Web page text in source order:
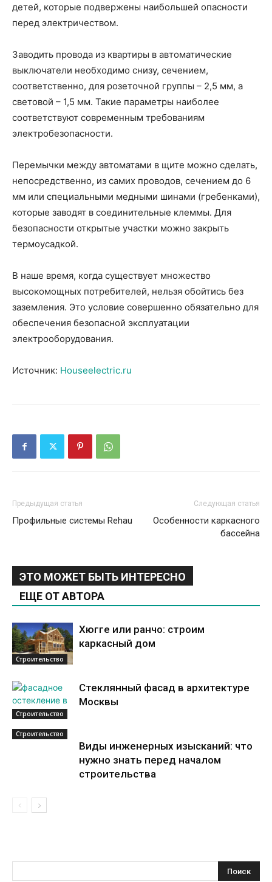
детей, которые подвержены наибольшей опасности
перед электричеством.
Заводить провода из квартиры в автоматические
выключатели необходимо снизу, сечением,
соответственно, для розеточной группы – 2,5 мм, а
световой – 1,5 мм. Такие параметры наиболее
соответствуют современным требованиям
электробезопасности.
Перемычки между автоматами в щите можно сделать,
непосредственно, из самих проводов, сечением до 6
мм или специальными медными шинами (гребенками),
которые заводят в соединительные клеммы. Для
безопасности открытые участки можно закрыть
термоусадкой.
В наше время, когда существует множество
высокомощных потребителей, нельзя обойтись без
заземления. Это условие совершенно обязательно для
обеспечения безопасной эксплуатации
электрооборудования.
Источник: Houseelectric.ru
Предыдущая статья
Профильные системы Rehau
Следующая статья
Особенности каркасного
бассейна
ЭТО МОЖЕТ БЫТЬ ИНТЕРЕСНО
ЕЩЕ ОТ АВТОРА
Строительство
Хюгге или ранчо: строим
каркасный дом
Строительство
Стеклянный фасад в архитектуре
Москвы
Строительство
Виды инженерных изысканий: что
нужно знать перед началом
строительства